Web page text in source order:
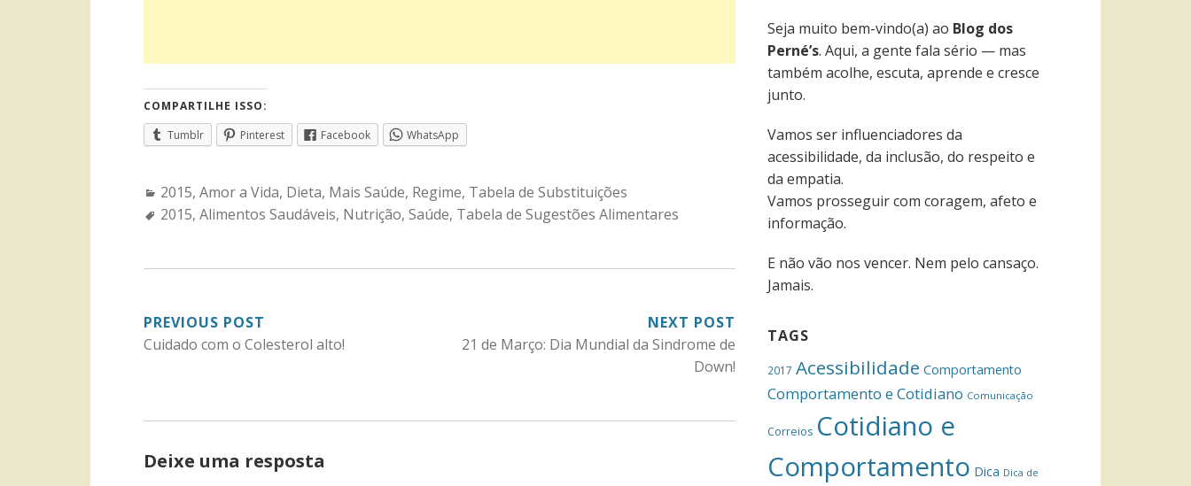
COMPARTILHE ISSO:
Tumblr
Pinterest Facebook WhatsApp
Categories:
2015, Amor a Vida, Dieta, Mais Saúde, Regime, Tabela de Substituições
Tags:
2015, Alimentos Saudáveis, Nutrição, Saúde, Tabela de Sugestões Alimentares
NAVEGAÇÃO
PREVIOUS POST
Cuidado com o Colesterol alto!
NEXT POST
21 de Março: Dia Mundial da Sindrome de
Down!
Deixe uma resposta
Seja muito bem-vindo(a) ao Blog dos
Perné’s. Aqui, a gente fala sério — mas
também acolhe, escuta, aprende e cresce
junto.
Vamos ser influenciadores da
acessibilidade, da inclusão, do respeito e
da empatia.
Vamos prosseguir com coragem, afeto e
informação.
E não vão nos vencer. Nem pelo cansaço.
Jamais.
TAGS
2017 Acessibilidade Comportamento
Comportamento e Cotidiano Comunicação
Correios Cotidiano e
Comportamento Dica Dica de